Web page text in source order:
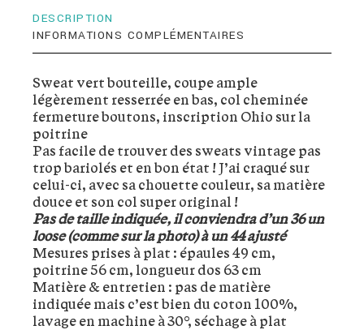
DESCRIPTION
INFORMATIONS COMPLÉMENTAIRES
Sweat vert bouteille, coupe ample
légèrement resserrée en bas, col cheminée
fermeture boutons, inscription Ohio sur la
poitrine
Pas facile de trouver des sweats vintage pas
trop bariolés et en bon état ! J’ai craqué sur
celui-ci, avec sa chouette couleur, sa matière
douce et son col super original !
Pas de taille indiquée, il conviendra d’un 36 un
loose (comme sur la photo) à un 44 ajusté
Mesures prises à plat : épaules 49 cm,
poitrine 56 cm, longueur dos 63 cm
Matière & entretien : pas de matière
indiquée mais c’est bien du coton 100%,
lavage en machine à 30°, séchage à plat